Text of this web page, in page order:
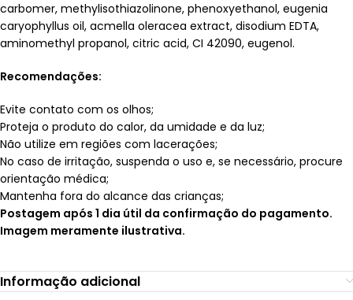
carbomer, methylisothiazolinone, phenoxyethanol, eugenia
caryophyllus oil, acmella oleracea extract, disodium EDTA,
aminomethyl propanol, citric acid, CI 42090, eugenol.
Recomendações:
Evite contato com os olhos;
Proteja o produto do calor, da umidade e da luz;
Não utilize em regiões com lacerações;
No caso de irritação, suspenda o uso e, se necessário, procure
orientação médica;
Mantenha fora do alcance das crianças;
Postagem após 1 dia útil da confirmação do pagamento.
Imagem meramente ilustrativa.
Informação adicional